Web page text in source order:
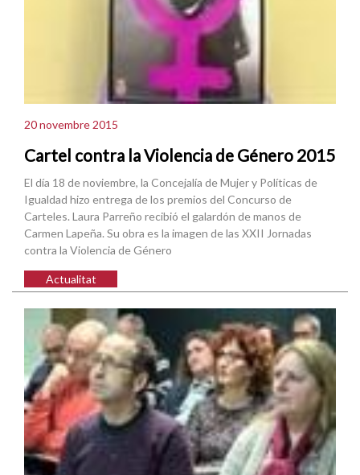
20 novembre 2015
Cartel contra la Violencia de Género 2015
El día 18 de noviembre, la Concejalía de Mujer y Políticas de
Igualdad hizo entrega de los premios del Concurso de
Carteles. Laura Parreño recibió el galardón de manos de
Carmen Lapeña. Su obra es la imagen de las XXII Jornadas
contra la Violencia de Género
Actualitat